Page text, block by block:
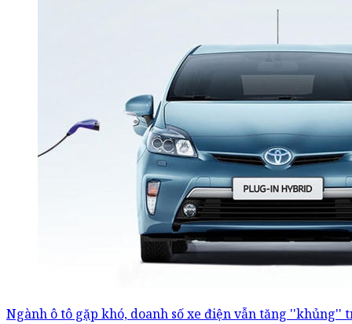
Ngành ô tô gặp khó, doanh số xe điện vẫn tăng ''khủng''